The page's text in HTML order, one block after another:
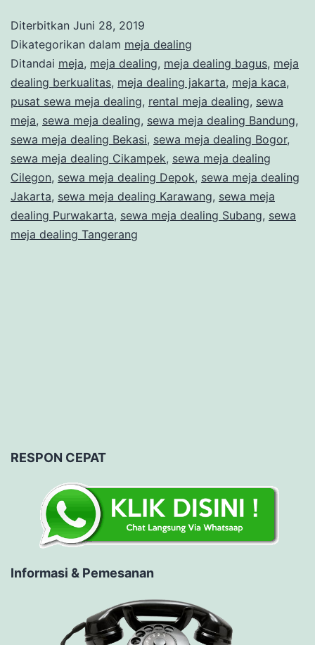
Kaca
Murah
Di
Jakarta
Bekasi
Diterbitkan Juni 28, 2019
Dikategorikan dalam meja dealing
Ditandai meja, meja dealing, meja dealing bagus, meja
dealing berkualitas, meja dealing jakarta, meja kaca,
pusat sewa meja dealing, rental meja dealing, sewa
meja, sewa meja dealing, sewa meja dealing Bandung,
sewa meja dealing Bekasi, sewa meja dealing Bogor,
sewa meja dealing Cikampek, sewa meja dealing
Cilegon, sewa meja dealing Depok, sewa meja dealing
Jakarta, sewa meja dealing Karawang, sewa meja
dealing Purwakarta, sewa meja dealing Subang, sewa
meja dealing Tangerang
RESPON CEPAT
Informasi & Pemesanan